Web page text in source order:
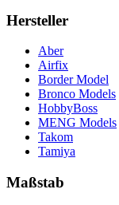
Hersteller
Aber
Airfix
Border Model
Bronco Models
HobbyBoss
MENG Models
Takom
Tamiya
Maßstab